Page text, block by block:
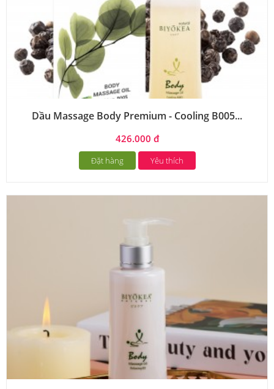
Dầu Massage Body Premium - Cooling B005...
426.000 đ
Đặt hàng Yêu thích